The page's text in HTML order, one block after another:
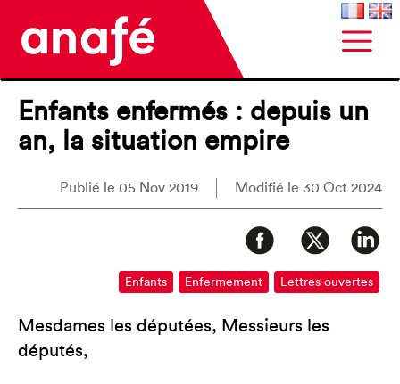
Enfants enfermés : depuis un
an, la situation empire
Publié le 05 Nov 2019 Modifié le 30 Oct 2024
Enfants Enfermement Lettres ouvertes
Mesdames les députées, Messieurs les
députés,